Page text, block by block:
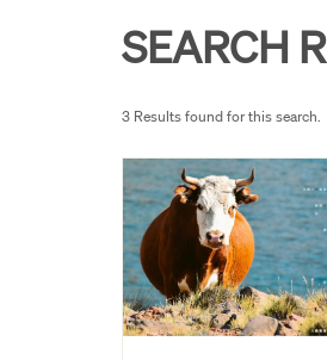
SEARCH
3 Results found for this search.